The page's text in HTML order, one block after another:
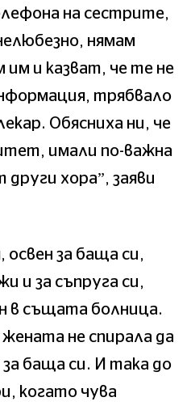
на сестрите,
нямам
им и казват, че те не
трябвало
Обясниха ни, че
имали по-важна
хора”, заяви
за баща си,
и за съпруга си,
в същата болница.
не спирала да
баща си. И така до
когато чува